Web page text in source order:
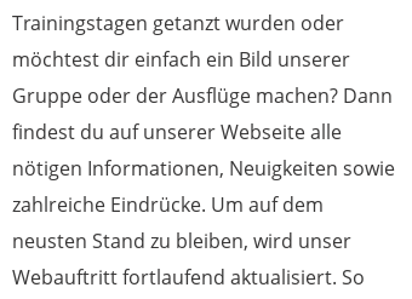
Trainingstagen getanzt wurden oder
möchtest dir einfach ein Bild unserer
Gruppe oder der Ausflüge machen? Dann
findest du auf unserer Webseite alle
nötigen Informationen, Neuigkeiten sowie
zahlreiche Eindrücke. Um auf dem
neusten Stand zu bleiben, wird unser
Webauftritt fortlaufend aktualisiert. So